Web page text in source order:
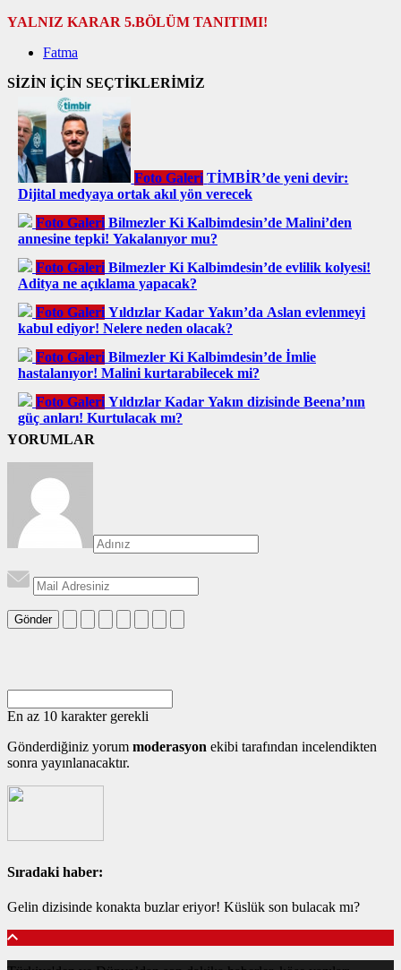
YALNIZ KARAR 5.BÖLÜM TANITIMI!
Fatma
SİZİN İÇİN SEÇTİKLERİMİZ
Foto Galeri TİMBİR’de yeni devir:
Dijital medyaya ortak akıl yön verecek
Foto Galeri Bilmezler Ki Kalbimdesin’de Malini’den
annesine tepki! Yakalanıyor mu?
Foto Galeri Bilmezler Ki Kalbimdesin’de evlilik kolyesi!
Aditya ne açıklama yapacak?
Foto Galeri Yıldızlar Kadar Yakın’da Aslan evlenmeyi
kabul ediyor! Nelere neden olacak?
Foto Galeri Bilmezler Ki Kalbimdesin’de İmlie
hastalanıyor! Malini kurtarabilecek mi?
Foto Galeri Yıldızlar Kadar Yakın dizisinde Beena’nın
güç anları! Kurtulacak mı?
YORUMLAR
Gönder
En az 10 karakter gerekli
Gönderdiğiniz yorum moderasyon ekibi tarafından incelendikten
sonra yayınlanacaktır.
Sıradaki haber:
Gelin dizisinde konakta buzlar eriyor! Küslük son bulacak mı?